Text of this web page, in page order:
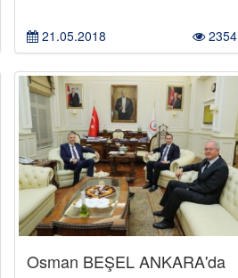
21.05.2018 2354
Osman BEŞEL ANKARA'da